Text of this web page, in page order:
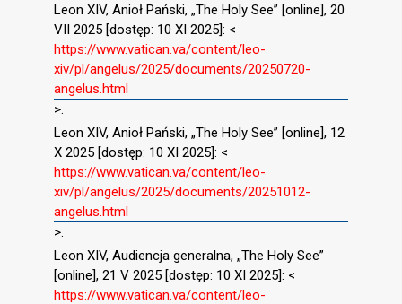
Leon XIV, Anioł Pański, „The Holy See” [online], 20
VII 2025 [dostęp: 10 XI 2025]: <
https://www.vatican.va/content/leo-
xiv/pl/angelus/2025/documents/20250720-
angelus.html
>.
Leon XIV, Anioł Pański, „The Holy See” [online], 12
X 2025 [dostęp: 10 XI 2025]: <
https://www.vatican.va/content/leo-
xiv/pl/angelus/2025/documents/20251012-
angelus.html
>.
Leon XIV, Audiencja generalna, „The Holy See”
[online], 21 V 2025 [dostęp: 10 XI 2025]: <
https://www.vatican.va/content/leo-